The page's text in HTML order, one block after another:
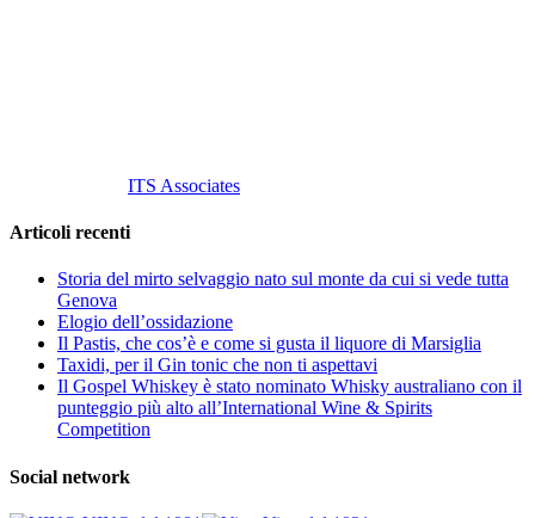
ITS Associates
Articoli recenti
Storia del mirto selvaggio nato sul monte da cui si vede tutta
Genova
Elogio dell’ossidazione
Il Pastis, che cos’è e come si gusta il liquore di Marsiglia
Taxidi, per il Gin tonic che non ti aspettavi
Il Gospel Whiskey è stato nominato Whisky australiano con il
punteggio più alto all’International Wine & Spirits
Competition
Social network